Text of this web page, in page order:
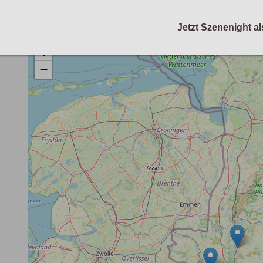
+
−
Jetzt Szenenight